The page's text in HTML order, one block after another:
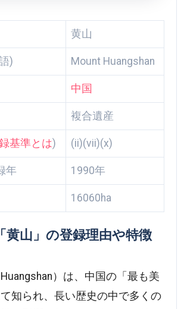
黄山
) Mount Huangshan
中国
複合遺産
基準とは) (ii)(vii)(x)
年 1990年
16060ha
黄山」の登録理由や特徴
）は、中国の「最も美
知られ、長い歴史の中で多くの